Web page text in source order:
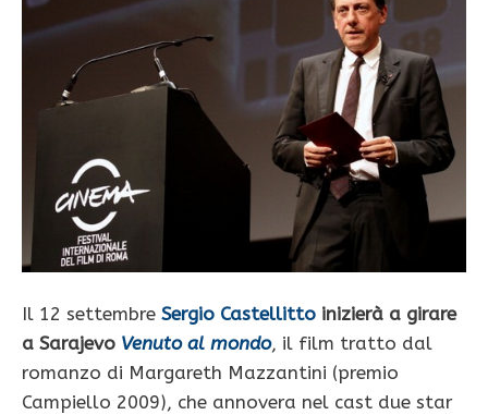
Il 12 settembre Sergio Castellitto inizierà a girare
a Sarajevo Venuto al mondo, il film tratto dal
romanzo di Margareth Mazzantini (premio
Campiello 2009), che annovera nel cast due star